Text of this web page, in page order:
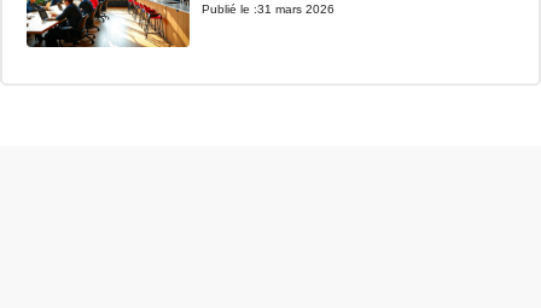
Publié le :31 mars 2026